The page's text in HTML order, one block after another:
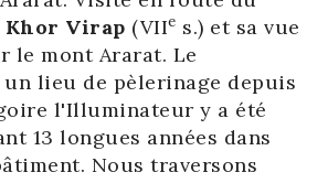
Khor Virap (VIIe s.) et sa vue
le mont Ararat. Le
lieu de pèlerinage depuis
l'Illuminateur y a été
13 longues années dans
Nous traversons